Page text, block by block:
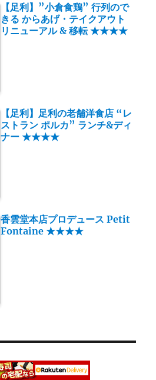
【足利】”小倉食鶏” 行列ので
きる からあげ・テイクアウト
リニューアル & 移転 ★★★★
【足利】足利の老舗洋食店 “レ
ストラン ポルカ” ランチ&ディ
ナー ★★★★
香雲堂本店プロデュース Petit
Fontaine ★★★★